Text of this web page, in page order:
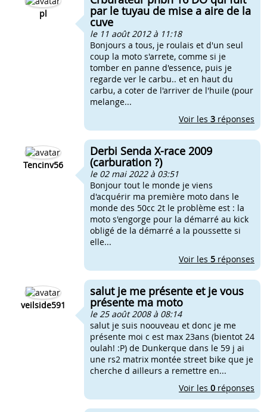
pl par le tuyau de mise a aire de la
cuve
le 11 août 2012 à 11:18
Bonjours a tous, je roulais et d'un seul
coup la moto s'arrete, comme si je
tomber en panne d'essence, puis je
regarde ver le carbu.. et en haut du
carbu, a coter de l'arriver de l'huile (pour
melange...
Voir les 3 réponses
Tencinv56
Derbi Senda X-race 2009
(carburation ?)
le 02 mai 2022 à 03:51
Bonjour tout le monde je viens
d'acquérir ma première moto dans le
monde des 50cc 2t le problème est : la
moto s'engorge pour la démarré au kick
obligé de la démarré a la poussette si
elle...
Voir les 5 réponses
veilside591
salut je me présente et je vous
présente ma moto
le 25 août 2008 à 08:14
salut je suis noouveau et donc je me
présente moi c est max 23ans (bientot 24
oulah! :P) de Dunkerque dans le 59 j ai
une rs2 matrix montée street bike que je
cherche d ailleurs a remettre en...
Voir les 0 réponses